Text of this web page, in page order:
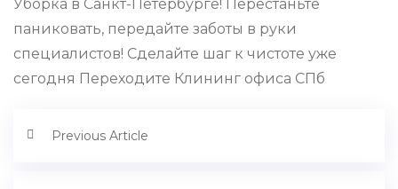
Уборка в Санкт-Петербурге! Перестаньте
паниковать, передайте заботы в руки
специалистов! Сделайте шаг к чистоте уже
сегодня Переходите Клининг офиса СПб
Previous Article